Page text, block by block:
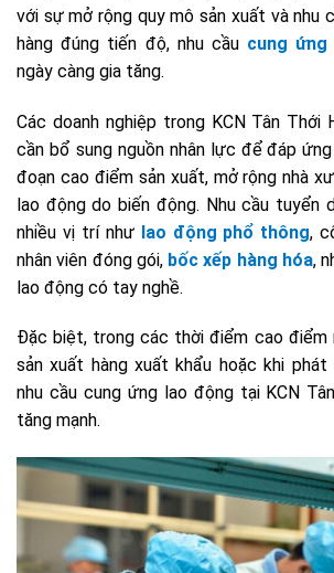
với sự mở rộng quy mô sản xuất và nhu
hàng đúng tiến độ, nhu cầu cung
ngày càng gia tăng.
Các doanh nghiệp trong KCN Tân Thới
cần bổ sung nguồn nhân lực để đáp
đoạn cao điểm sản xuất, mở rộng nhà
lao động do biến động. Nhu cầu tuyển
nhiều vị trí như lao động phổ thông,
nhân viên đóng gói, bốc xếp hàng hóa,
lao động có tay nghề.
Đặc biệt, trong các thời điểm cao điểm
sản xuất hàng xuất khẩu hoặc khi phát
nhu cầu cung ứng lao động tại KCN
tăng mạnh.